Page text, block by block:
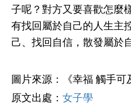
子呢？對方又要喜歡怎麼
有找回屬於自己的人生主
己、找回自信，散發屬於
圖片來源：《幸福 觸手可
原文出處：女子學